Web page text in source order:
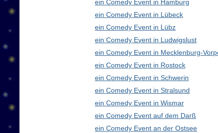
ein Comedy Event in Hamburg
ein Comedy Event in Lübeck
ein Comedy Event in Lübz
ein Comedy Event in Ludwigslust
ein Comedy Event in Mecklenburg-
ein Comedy Event in Rostock
ein Comedy Event in Schwerin
ein Comedy Event in Stralsund
ein Comedy Event in Wismar
ein Comedy Event auf dem Darß
ein Comedy Event an der Ostsee